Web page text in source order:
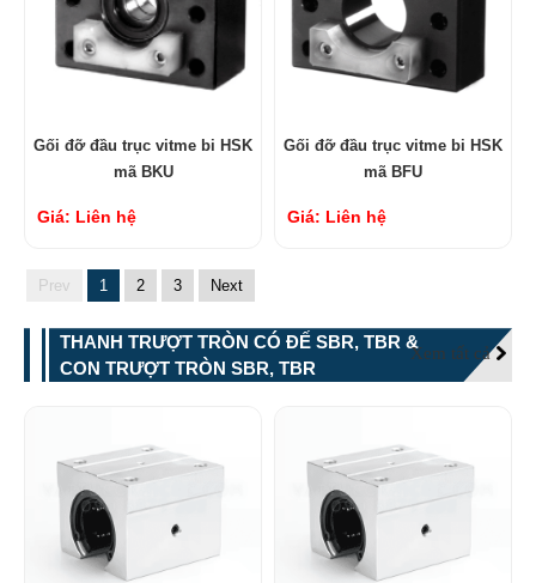
Gối đỡ đầu trục vitme bi HSK
mã BKU
Giá: Liên hệ
Gối đỡ đầu trục vitme bi HSK
mã BFU
Giá: Liên hệ
Prev 1 2 3 Next
THANH TRƯỢT TRÒN CÓ ĐẾ SBR, TBR &
CON TRƯỢT TRÒN SBR, TBR
Xem tất cả